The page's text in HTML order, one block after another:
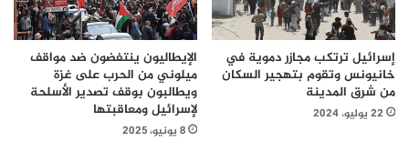
إسرائيل ترتكب مجازر دموية في
خانيونس وتقوم بتهجير السكان
من شرق المدينة
22 يوليو، 2024
الإيطاليون ينتفضون ضد مواقف
ميلوني من الحرب على غزة
ويطالبون بوقف تصدير الأسلحة
لإسرائيل ومعاقبتها
8 يونيو، 2025